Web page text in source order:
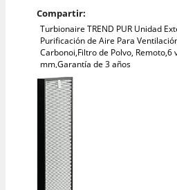
Compartir:
Turbionaire TREND PUR Unidad
Purificación de Aire Para
Carbonoi,Filtro de Polvo, Remoto,6
mm,Garantía de 3 años